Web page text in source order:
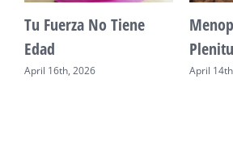
Vitalidad: Agua y
descanso
April 12th, 2026
Real
April